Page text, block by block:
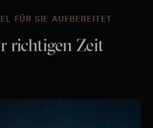
FÜR SIE AUFBEREITET
richtigen Zeit